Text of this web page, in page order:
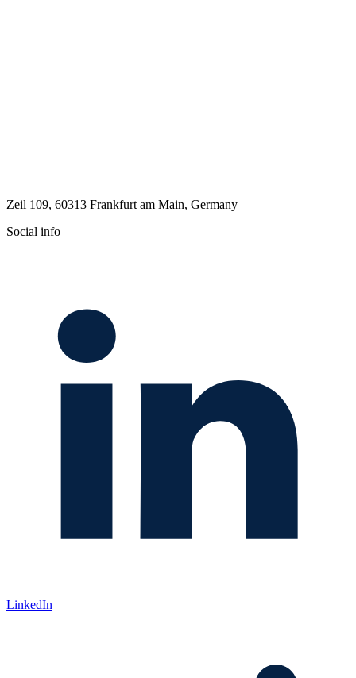
Zeil 109, 60313 Frankfurt am Main, Germany
Social info
LinkedIn